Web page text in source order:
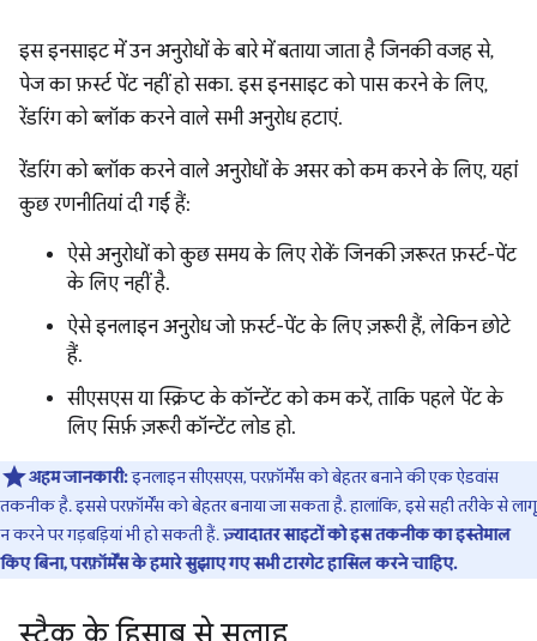
इस इनसाइट में उन अनुरोधों के बारे में बताया जाता है जिनकी वजह से,
पेज का फ़र्स्ट पेंट नहीं हो सका. इस इनसाइट को पास करने के लिए,
रेंडरिंग को ब्लॉक करने वाले सभी अनुरोध हटाएं.
रेंडरिंग को ब्लॉक करने वाले अनुरोधों के असर को कम करने के लिए, यहां
कुछ रणनीतियां दी गई हैं:
ऐसे अनुरोधों को कुछ समय के लिए रोकें जिनकी ज़रूरत फ़र्स्ट-पेंट
के लिए नहीं है.
ऐसे इनलाइन अनुरोध जो फ़र्स्ट-पेंट के लिए ज़रूरी हैं, लेकिन छोटे
हैं.
सीएसएस या स्क्रिप्ट के कॉन्टेंट को कम करें, ताकि पहले पेंट के
लिए सिर्फ़ ज़रूरी कॉन्टेंट लोड हो.
अहम जानकारी:इनलाइन सीएसएस, परफ़ॉर्मेंस को बेहतर बनाने की एक ऐडवांस
तकनीक है. इससे परफ़ॉर्मेंस को बेहतर बनाया जा सकता है. हालांकि, इसे सही तरीके से लागू
न करने पर गड़बड़ियां भी हो सकती हैं.ज़्यादातर साइटों को इस तकनीक का इस्तेमाल
किए बिना, परफ़ॉर्मेंस के हमारे सुझाए गए सभी टारगेट हासिल करने चाहिए.
स्टैक के हिसाब से सलाह